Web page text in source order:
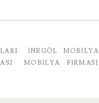
INEGÖL MOBILYA
MOBILYA FIRMASI